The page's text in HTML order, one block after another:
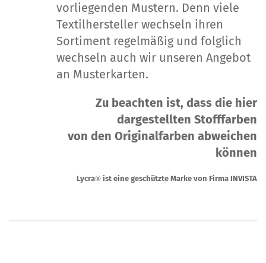
vorliegenden Mustern. Denn viele
Textilhersteller wechseln ihren
Sortiment regelmäßig und folglich
wechseln auch wir unseren Angebot
an Musterkarten.
Zu beachten ist, dass die hier
dargestellten Stofffarben
von den Originalfarben abweichen
können
Lycra® ist eine geschützte Marke von Firma INVISTA